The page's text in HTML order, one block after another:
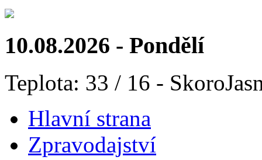
10.08.2026 - Pondělí
Teplota: 33 / 16 -
Hlavní strana
Zpravodajství